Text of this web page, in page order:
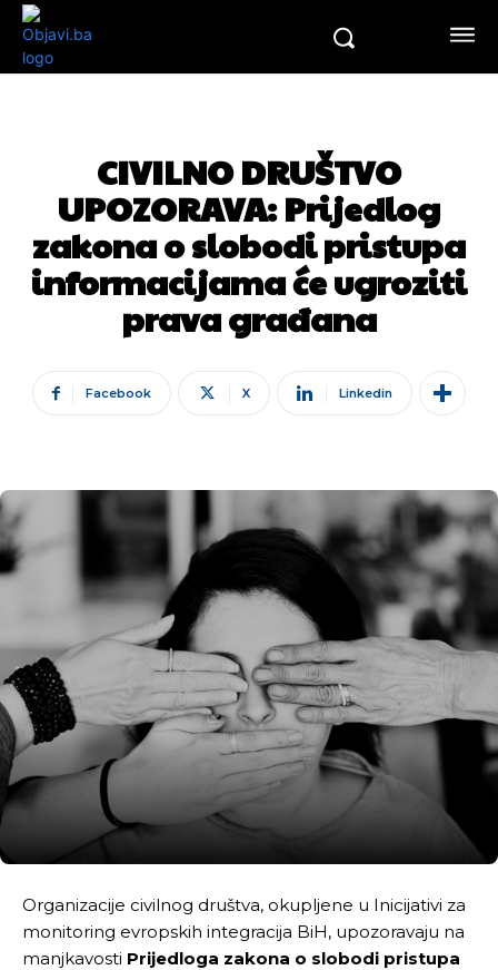
CIVILNO DRUŠTVO
UPOZORAVA: Prijedlog
zakona o slobodi pristupa
informacijama će ugroziti
prava građana
Facebook X Linkedin
Organizacije civilnog društva, okupljene u Inicijativi za
monitoring evropskih integracija BiH, upozoravaju na
manjkavosti Prijedloga zakona o slobodi pristupa